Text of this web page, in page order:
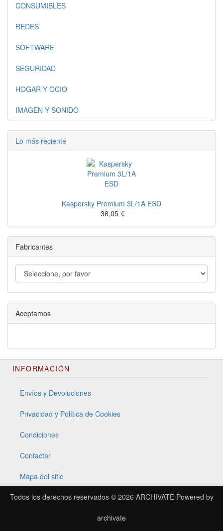
CONSUMIBLES
REDES
SOFTWARE
SEGURIDAD
HOGAR Y OCIO
IMAGEN Y SONIDO
Lo más reciente
Kaspersky Premium 3L/1A ESD
36,05 €
Fabricantes
Aceptamos
INFORMACIÓN
Envíos y Devoluciones
Privacidad y Política de Cookies
Condiciones
Contactar
Mapa del sitio
Todos los derechos reservados © 2026 ARCHIVATEPowered by
archivate